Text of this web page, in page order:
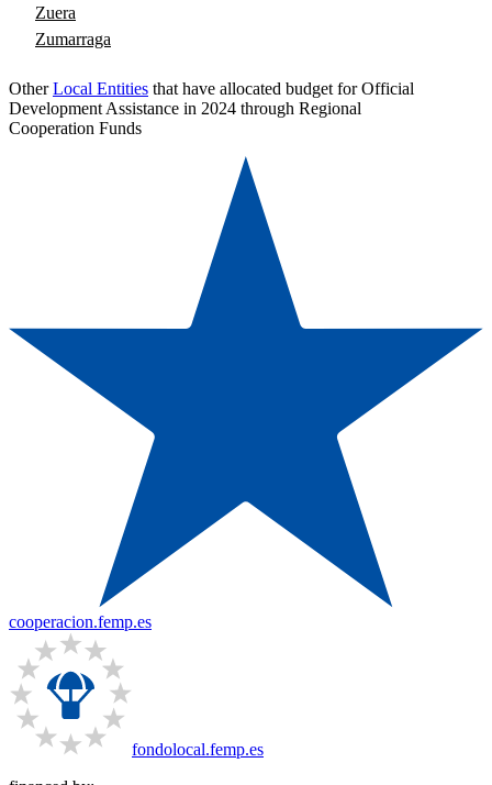
Zuera
Zumarraga
OtherLocal Entities that have allocated budget for Official
Development Assistance in 2024 through Regional
Cooperation Funds
cooperacion.femp.es
fondolocal.femp.es